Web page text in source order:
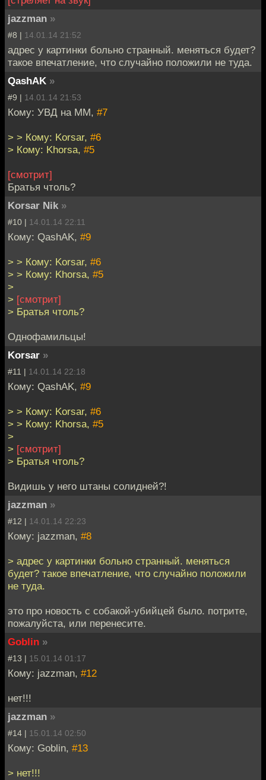
jazzman »
#8 | 14.01.14 21:52
адрес у картинки больно странный. меняться будет?
такое впечатление, что случайно положили не туда.
QashAK »
#9 | 14.01.14 21:53
Кому: УВД на ММ, #7
> > Кому: Korsar, #6
> Кому: Khorsa, #5
[смотрит]
Братья чтоль?
Korsar Nik »
#10 | 14.01.14 22:11
Кому: QashAK, #9
> > Кому: Korsar, #6
> > Кому: Khorsa, #5
>
> [смотрит]
> Братья чтоль?
Однофамильцы!
Korsar »
#11 | 14.01.14 22:18
Кому: QashAK, #9
> > Кому: Korsar, #6
> > Кому: Khorsa, #5
>
> [смотрит]
> Братья чтоль?
Видишь у него штаны солидней?!
jazzman »
#12 | 14.01.14 22:23
Кому: jazzman, #8
> адрес у картинки больно странный. меняться
будет? такое впечатление, что случайно положили
не туда.
это про новость с собакой-убийцей было. потрите,
пожалуйста, или перенесите.
Goblin »
#13 | 15.01.14 01:17
Кому: jazzman, #12
нет!!!
jazzman »
#14 | 15.01.14 02:50
Кому: Goblin, #13
> нет!!!